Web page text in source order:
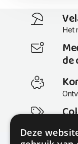
Het
de
Deze